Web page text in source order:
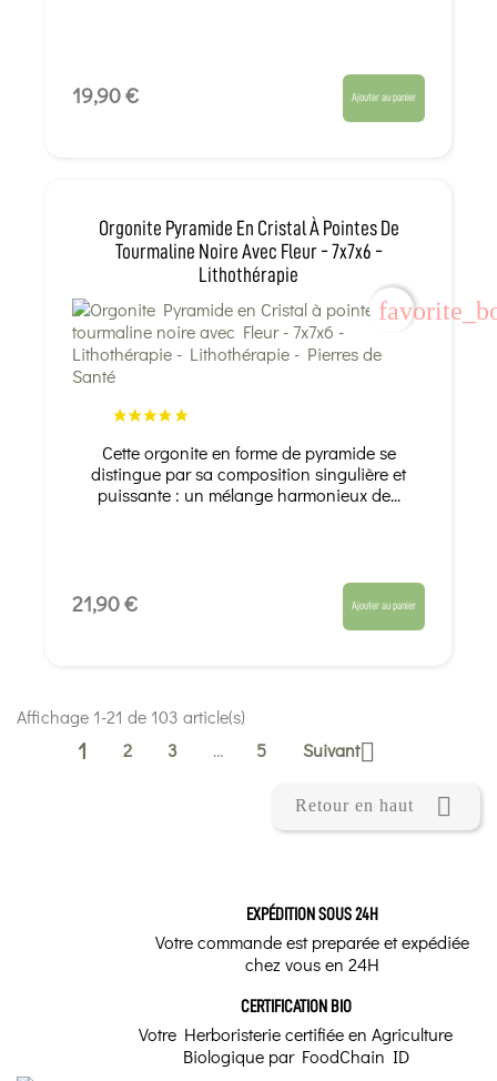
19,90 € Ajouter au panier
Orgonite Pyramide En Cristal À Pointes De
Tourmaline Noire Avec Fleur - 7x7x6 -
Lithothérapie
Cette orgonite en forme de pyramide se
distingue par sa composition singulière et
puissante : un mélange harmonieux de...
21,90 € Ajouter au panier
Affichage 1-21 de 103 article(s)
1 2 3 … 5 Suivant
Retour en haut 
EXPÉDITION SOUS 24H
Votre commande est preparée et expédiée
chez vous en 24H
CERTIFICATION BIO
Votre Herboristerie certifiée en Agriculture
Biologique par FoodChain ID